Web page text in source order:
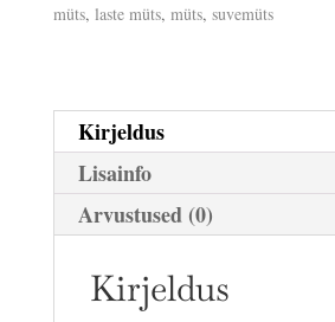
müts, laste müts, müts, suvemüts
Kirjeldus
Lisainfo
Arvustused (0)
Kirjeldus